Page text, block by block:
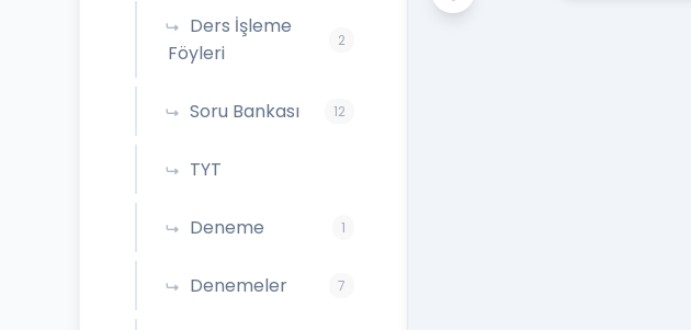
Ders İşleme
Föyleri
2
Soru Bankası 12
TYT
Deneme 1
Denemeler 7